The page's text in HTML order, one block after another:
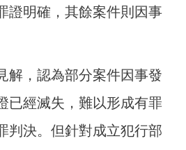
證明確，其餘案件則因事
解，認為部分案件因事發
已經滅失，難以形成有罪
判決。但針對成立犯行部